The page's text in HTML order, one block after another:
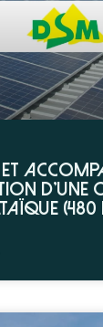
d’une
(480